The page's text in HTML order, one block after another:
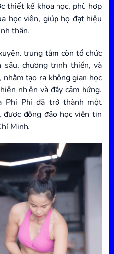
thiết kế khoa học, phù hợp
học viên, giúp họ đạt hiệu
thần.
trung tâm còn tổ chức
sâu, chương trình thiền, và
tạo ra không gian học
nhiên và đầy cảm hứng.
Phi Phi đã trở thành một
đông đảo học viên tin
Minh.